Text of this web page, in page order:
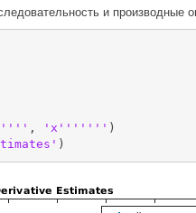
и производные
, 'x''''''' )
)